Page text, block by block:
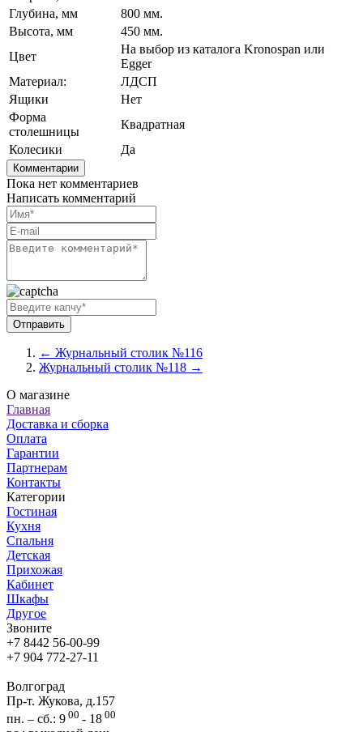
Глубина, мм
800 мм.
Высота, мм
450 мм.
Цвет
На выбор из каталога Kronospan или
Egger
Материал:
ЛДСП
Ящики
Нет
Форма
столешницы
Квадратная
Колесики
Да
Комментарии
Пока нет комментариев
Написать комментарий
← Журнальный столик №116
Журнальный столик №118 →
О магазине
Главная
Доставка и сборка
Оплата
Гарантии
Партнерам
Контакты
Категории
Гостиная
Кухня
Спальня
Детская
Прихожая
Кабинет
Шкафы
Другое
Звоните
+7 8442 56-00-99
+7 904 772-27-11
Волгоград
Пр-т. Жукова, д.157
пн. – сб.: 9 00 - 18 00